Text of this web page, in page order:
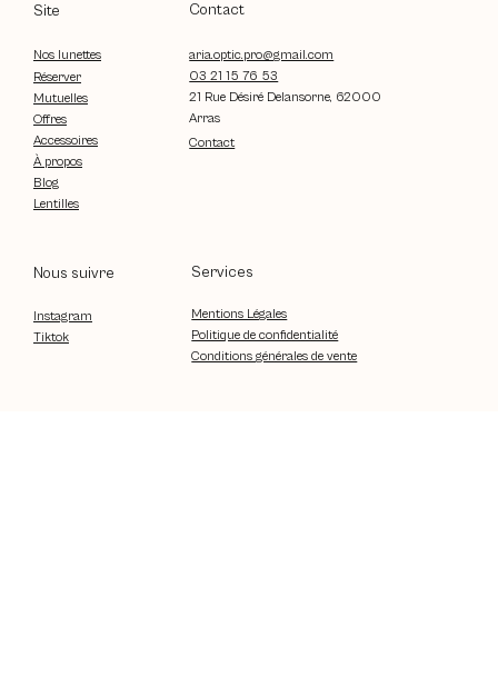
Site
Nos lunettes
Réserver
Mutuelles
Offres
Accessoires
À propos
Blog
Lentilles
Contact
Contact
aria.optic.pro@gmail.com
03 21 15 76 53
21 Rue Désiré Delansorne, 62000
Arras
Nous suivre
Instagram
Tiktok
Services
Mentions Légales
Politique de confidentialité
Conditions générales de vente